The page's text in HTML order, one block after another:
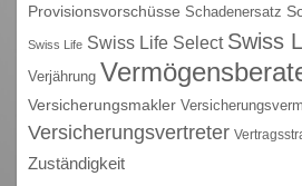
Provisionsvorschüsse Schadenersatz
Swiss Life Swiss Life Select Swiss
Verjährung
Versicherungsmakler
Versicherungsvertreter
Zuständigkeit